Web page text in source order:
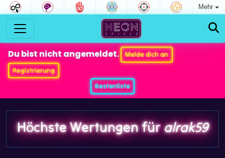
Mehr
Du bist nicht angemeldet.
Melde dich an
Registrierung
Bestenliste
Höchste Wertungen füralrak59